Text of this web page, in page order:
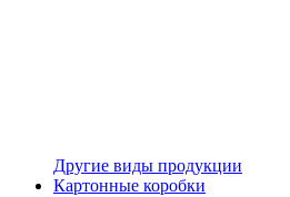
Другие виды продукции
Картонные коробки